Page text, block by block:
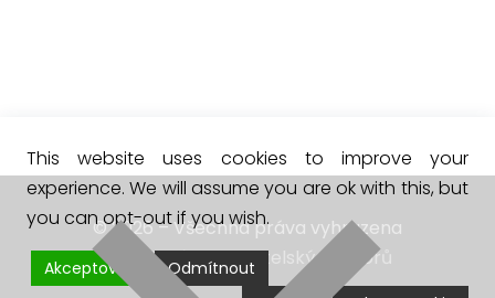
© 2026 – Všechna práva vyhrazena
Řešení spotřebitelských sporů
This website uses cookies to improve your
experience. We will assume you are ok with this, but
you can opt-out if you wish.
Akceptovat
Odmítnout